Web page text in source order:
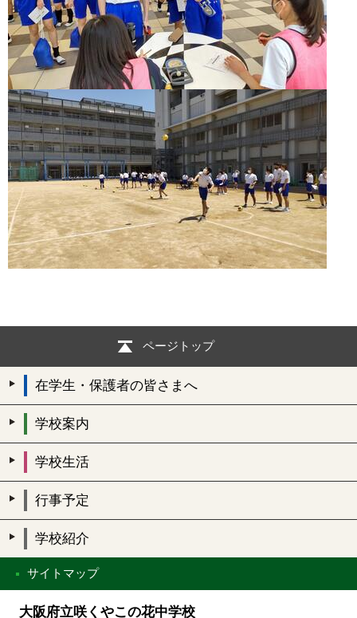
ページトップ
在学生・保護者の皆さまへ
学校案内
学校生活
行事予定
学校紹介
サイトマップ
大阪府立咲くやこの花中学校